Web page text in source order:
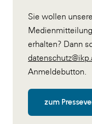
Sie wollen
erhalten? Dann
Anmeldebutton.
zum